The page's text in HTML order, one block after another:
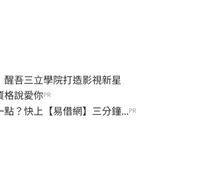
醒吾三立學院打造影視新星
格說愛你PR
點？快上【易借網】三分鐘...PR